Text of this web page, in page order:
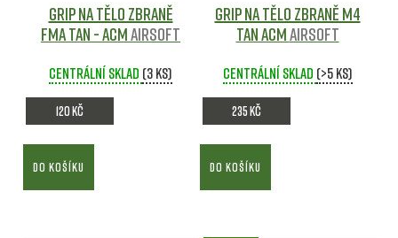
Grip na tělo zbraně
FMA TAN - ACMAirsoft
Centrální sklad (3 ks)
120 Kč
DO KOŠÍKU
Grip na tělo zbraně M4
TAN ACMAirsoft
Centrální sklad (>5 ks)
235 Kč
DO KOŠÍKU